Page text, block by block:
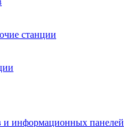
станции
и информационных панелей